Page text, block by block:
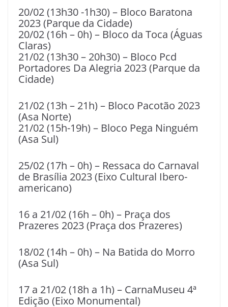
20/02 (13h30 -1h30) – Bloco Baratona
2023 (Parque da Cidade)
20/02 (16h – 0h) – Bloco da Toca (Águas
Claras)
21/02 (13h30 – 20h30) – Bloco Pcd
Portadores Da Alegria 2023 (Parque da
Cidade)
21/02 (13h – 21h) – Bloco Pacotão 2023
(Asa Norte)
21/02 (15h-19h) – Bloco Pega Ninguém
(Asa Sul)
25/02 (17h – 0h) – Ressaca do Carnaval
de Brasília 2023 (Eixo Cultural Ibero-
americano)
16 a 21/02 (16h – 0h) – Praça dos
Prazeres 2023 (Praça dos Prazeres)
18/02 (14h – 0h) – Na Batida do Morro
(Asa Sul)
17 a 21/02 (18h a 1h) – CarnaMuseu 4ª
Edição (Eixo Monumental)